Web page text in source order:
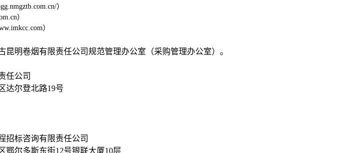
）
）
）
昆明卷烟有限责任公司规范管理办公室（采购管理办公室）。
任公司
达尔登北路19号
招标咨询有限责任公司
鄂尔多斯东街12号银联大厦10层